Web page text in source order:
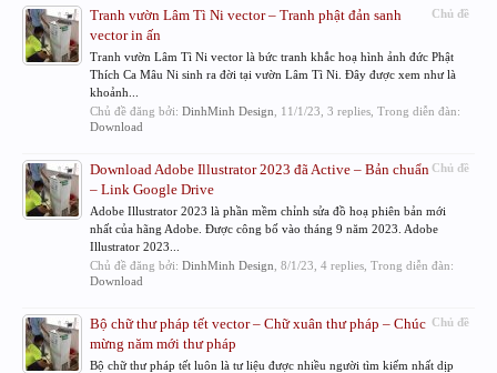
Chủ đề
Tranh vườn Lâm Tì Ni vector – Tranh phật đản sanh
vector in ấn
Tranh vườn Lâm Tì Ni vector là bức tranh khắc hoạ hình ảnh đức Phật
Thích Ca Mâu Ni sinh ra đời tại vườn Lâm Tì Ni. Đây được xem như là
khoảnh...
Chủ đề đăng bởi: DinhMinh Design 11/1/23 , 3 replies, Trong diễn đàn:
Download
Chủ đề
Download Adobe Illustrator 2023 đã Active – Bản chuẩn
– Link Google Drive
Adobe Illustrator 2023 là phần mềm chỉnh sửa đồ hoạ phiên bản mới
nhất của hãng Adobe. Được công bố vào tháng 9 năm 2023. Adobe
Illustrator 2023...
Chủ đề đăng bởi: DinhMinh Design 8/1/23 , 4 replies, Trong diễn đàn:
Download
Chủ đề
Bộ chữ thư pháp tết vector – Chữ xuân thư pháp – Chúc
mừng năm mới thư pháp
Bộ chữ thư pháp tết luôn là tư liệu được nhiều người tìm kiếm nhất dịp